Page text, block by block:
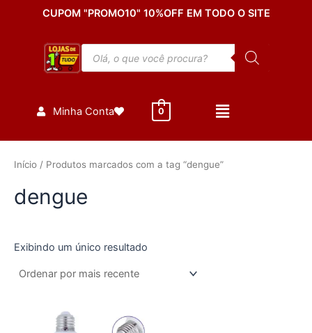
CUPOM "PROMO10" 10%OFF EM TODO O SITE
Pesquisar
produtos
Minha Conta 0
Início / Produtos marcados com a tag “dengue”
dengue
Exibindo um único resultado